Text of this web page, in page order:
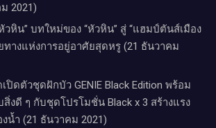
2021)
วหิน” บทใหม่ของ “หัวหิน” สู่ “แฮมป์ตันส์เมือง
างแห่งการอยู่อาศัยสุดหรู (21 ธันวาคม
ปิดตัวชุดฝักบัว GENIE Black Edition พร้อม
งดี ๆ กับชุดโปรโมชั่น Black x 3 สร้างแรง
น้ำ (21 ธันวาคม 2021)